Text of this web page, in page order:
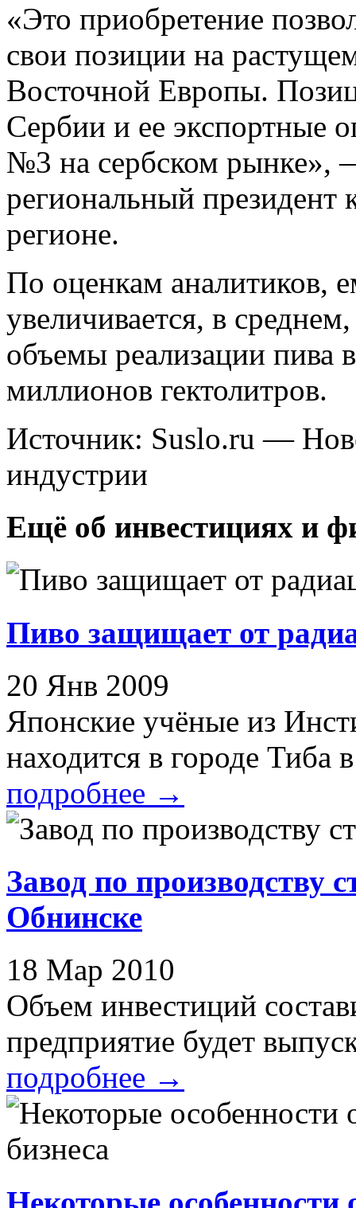
«Это приобретение
свои позиции на
Восточной Европы.
Сербии и ее экспортные
№3 на сербском рынке»,
региональный президент
регионе.
По оценкам аналитиков,
увеличивается, в
объемы реализации пива
миллионов гектолитров.
Источник: Suslo.ru —
индустрии
Ещё об инвестициях и
Пиво защищает от
20 Янв 2009
Японские учёные из
находится в городе Тиба
подробнее →
Завод по производству
Обнинске
18 Мар 2010
Объем инвестиций
предприятие будет
подробнее →